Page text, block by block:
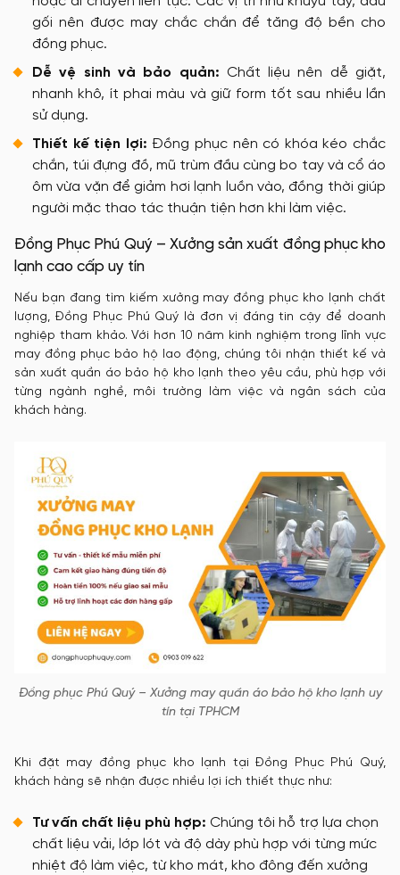
gối nên được may chắc chắn để tăng độ bền cho
đồng phục.
Dễ vệ sinh và bảo quản: Chất liệu nên dễ giặt,
nhanh khô, ít phai màu và giữ form tốt sau nhiều lần
sử dụng.
Thiết kế tiện lợi: Đồng phục nên có khóa kéo chắc
chắn, túi đựng đồ, mũ trùm đầu cùng bo tay và cổ áo
ôm vừa vặn để giảm hơi lạnh luồn vào, đồng thời giúp
người mặc thao tác thuận tiện hơn khi làm việc.
Đồng Phục Phú Quý – Xưởng sản xuất đồng phục kho
lạnh cao cấp uy tín
Nếu bạn đang tìm kiếm xưởng may đồng phục kho lạnh chất
lượng, Đồng Phục Phú Quý là đơn vị đáng tin cậy để doanh
nghiệp tham khảo. Với hơn 10 năm kinh nghiệm trong lĩnh vực
may đồng phục bảo hộ lao động, chúng tôi nhận thiết kế và
sản xuất quần áo bảo hộ kho lạnh theo yêu cầu, phù hợp với
từng ngành nghề, môi trường làm việc và ngân sách của
khách hàng.
Đồng phục Phú Quý – Xưởng may quần áo bảo hộ kho lạnh uy
tín tại TPHCM
Khi đặt may đồng phục kho lạnh tại Đồng Phục Phú Quý,
khách hàng sẽ nhận được nhiều lợi ích thiết thực như:
Tư vấn chất liệu phù hợp: Chúng tôi hỗ trợ lựa chọn
chất liệu vải, lớp lót và độ dày phù hợp với từng mức
nhiệt độ làm việc, từ kho mát, kho đông đến xưởng